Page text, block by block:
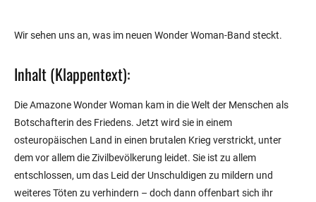
Wir sehen uns an, was im neuen Wonder Woman-Band steckt.
Inhalt (Klappentext):
Die Amazone Wonder Woman kam in die Welt der Menschen als
Botschafterin des Friedens. Jetzt wird sie in einem
osteuropäischen Land in einen brutalen Krieg verstrickt, unter
dem vor allem die Zivilbevölkerung leidet. Sie ist zu allem
entschlossen, um das Leid der Unschuldigen zu mildern und
weiteres Töten zu verhindern – doch dann offenbart sich ihr